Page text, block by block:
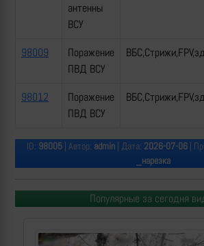
антенны
ВСУ
98009
Поражение
ПВД ВСУ
98012
Поражение
ПВД ВСУ
ID: 98005 | Автор: admin | Дата: 2026-07-06 |
_нарезка
Популярные за сегодня